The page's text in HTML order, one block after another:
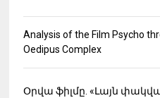
Analysis of the Film Psycho
Oedipus Complex
Օրվա ֆիլմը. «Լայն